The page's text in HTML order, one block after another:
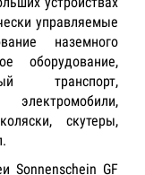
управляемые
наземного
оборудование,
транспорт,
электромобили,
скутеры,
Sonnenschein GF